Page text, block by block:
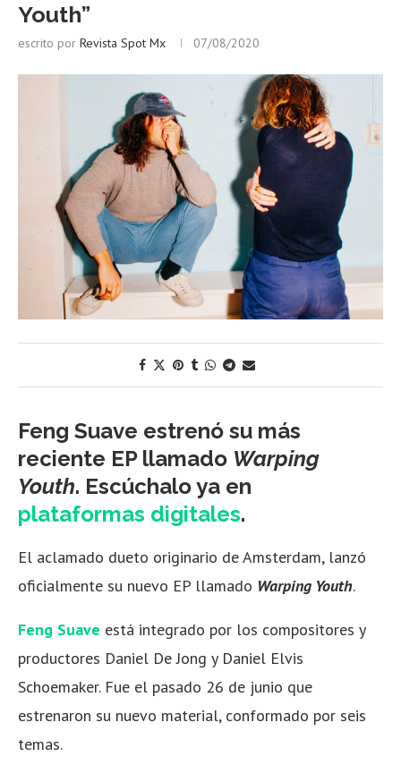
Youth”
escrito por Revista Spot Mx 07/08/2020
Feng Suave estrenó su más
reciente EP llamado Warping
Youth. Escúchalo ya en
plataformas digitales.
El aclamado dueto originario de Amsterdam, lanzó
oficialmente su nuevo EP llamado Warping Youth.
Feng Suave está integrado por los compositores y
productores Daniel De Jong y Daniel Elvis
Schoemaker. Fue el pasado 26 de junio que
estrenaron su nuevo material, conformado por seis
temas.